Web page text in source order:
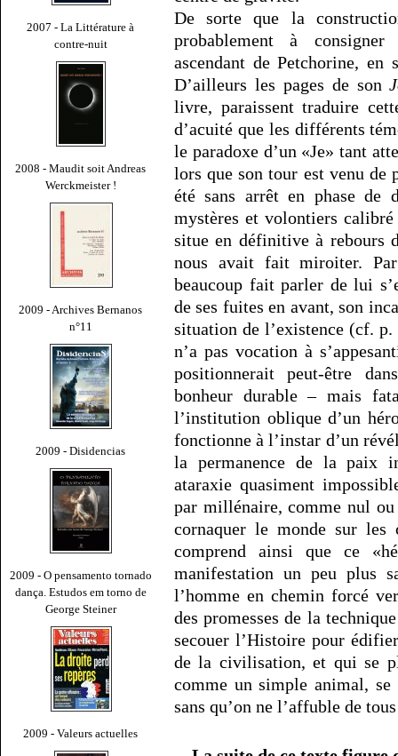
2007 - La Littérature à
contre-nuit
2008 - Maudit soit Andreas
Werckmeister !
2009 - Archives Bernanos
n°11
2009 - Disidencias
2009 - O pensamento tornado
dança. Estudos em torno de
George Steiner
2009 - Valeurs actuelles
De sorte que la
probablement à consigner
ascendant de Petchorine, en
D’ailleurs les pages de son
livre, paraissent traduire
d’acuité que les différents
le paradoxe d’un «Je» tant
lors que son tour est venu de
été sans arrêt en phase de
mystères et volontiers
situe en définitive à rebours
nous avait fait miroiter.
beaucoup fait parler de lui
de ses fuites en avant, son
situation de l’existence (cf.
n’a pas vocation à
positionnerait peut-être
bonheur durable – mais
l’institution oblique d’un
fonctionne à l’instar d’un
la permanence de la paix
ataraxie quasiment
par millénaire, comme nul ou
cornaquer le monde sur les
comprend ainsi que ce
manifestation un peu plus
l’homme en chemin forcé
des promesses de la
secouer l’Histoire pour
de la civilisation, et qui se
comme un simple animal,
sans qu’on ne l’affuble de